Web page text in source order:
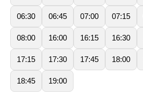
06:30 06:45 07:00 07:15
08:00 16:00 16:15 16:30
17:15 17:30 17:45 18:00
18:45 19:00